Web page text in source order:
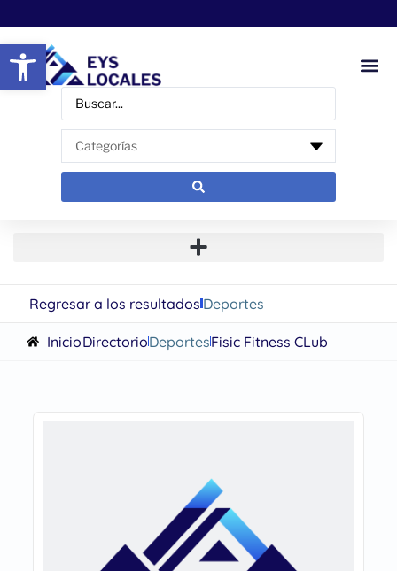
Abrir barra de herramientas
Regresar a los resultadosDeportes
InicioDirectorioDeportesFisic Fitness CLub